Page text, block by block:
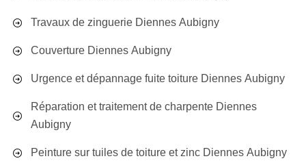
Travaux de zinguerie Diennes Aubigny
Couverture Diennes Aubigny
Urgence et dépannage fuite toiture Diennes Aubigny
Réparation et traitement de charpente Diennes
Aubigny
Peinture sur tuiles de toiture et zinc Diennes Aubigny